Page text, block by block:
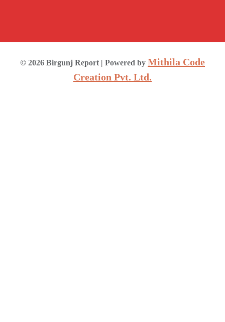
© 2026 Birgunj Report | Powered by Mithila Code
Creation Pvt. Ltd.